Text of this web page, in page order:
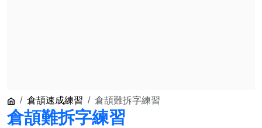
倉頡速成練習 倉頡難拆字練習
倉頡難拆字練習